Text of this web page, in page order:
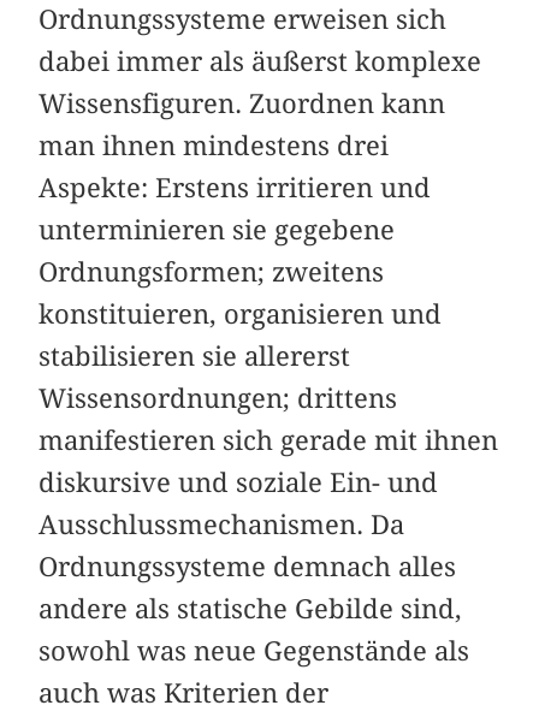
Ordnungssysteme erweisen sich
dabei immer als äußerst komplexe
Wissensfiguren. Zuordnen kann
man ihnen mindestens drei
Aspekte: Erstens irritieren und
unterminieren sie gegebene
Ordnungsformen; zweitens
konstituieren, organisieren und
stabilisieren sie allererst
Wissensordnungen; drittens
manifestieren sich gerade mit ihnen
diskursive und soziale Ein- und
Ausschlussmechanismen. Da
Ordnungssysteme demnach alles
andere als statische Gebilde sind,
sowohl was neue Gegenstände als
auch was Kriterien der